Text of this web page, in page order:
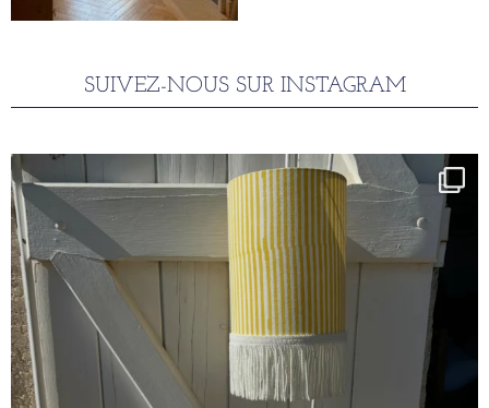
SUIVEZ-NOUS SUR INSTAGRAM